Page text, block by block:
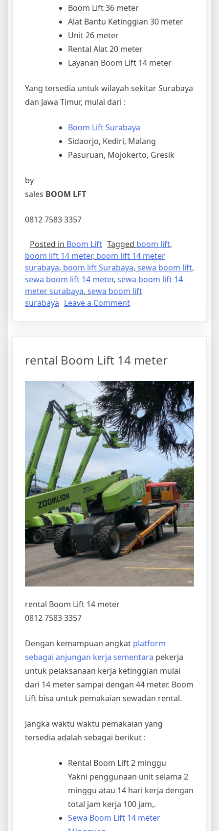
Boom Lift 36 meter
Alat Bantu Ketinggian 30 meter
Unit 26 meter
Rental Alat 20 meter
Layanan Boom Lift 14 meter
Yang tersedia untuk wilayah sekitar Surabaya
dan Jawa Timur, mulai dari :
Boom Lift Surabaya
Sidaorjo, Kediri, Malang
Pasuruan, Mojokerto, Gresik
by
sales BOOM LFT
0812 7583 3357
Posted in Boom Lift Tagged boom lift,
boom lift 14 meter, boom lift 14 meter
surabaya, boom lift Surabaya, sewa boom lift,
sewa boom lift 14 meter, sewa boom lift 14
meter surabaya, sewa boom lift
surabaya Leave a Commenton
meter
rental Boom Lift 14 meter
rental Boom Lift 14 meter
0812 7583 3357
Dengan kemampuan angkat platform
sebagai anjungan kerja sementara pekerja
untuk pelaksanaan kerja ketinggian mulai
dari 14 meter sampai dengan 44 meter. Boom
Lift bisa untuk pemakaian sewadan rental.
Jangka waktu waktu pemakaian yang
tersedia adalah sebagai berikut :
Rental Boom Lift 2 minggu
Yakni penggunaan unit selama 2
minggu atau 14 hari kerja dengan
total jam kerja 100 jam,.
Sewa Boom Lift 14 meter